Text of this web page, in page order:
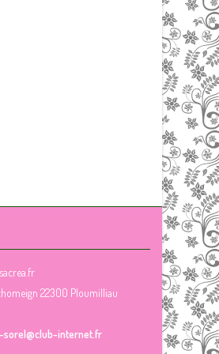
22300 Ploumilliau
sorel@club-internet.fr